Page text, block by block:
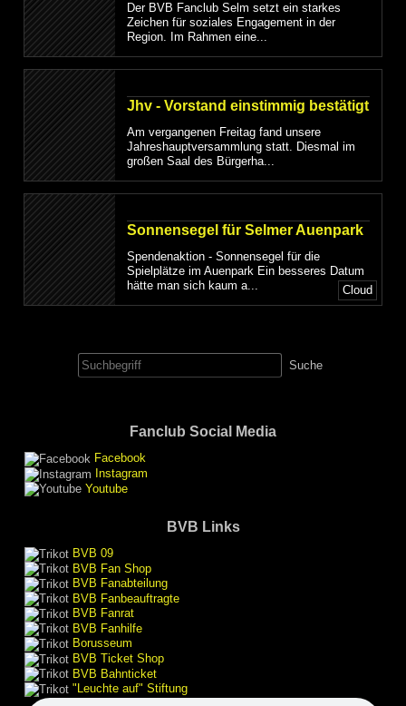
Der BVB Fanclub Selm setzt ein starkes
Zeichen für soziales Engagement in der
Region. Im Rahmen eine...
Jhv - Vorstand einstimmig bestätigt
Am vergangenen Freitag fand unsere
Jahreshauptversammlung statt. Diesmal im
großen Saal des Bürgerha...
Sonnensegel für Selmer Auenpark
Spendenaktion - Sonnensegel für die
Spielplätze im Auenpark Ein besseres Datum
hätte man sich kaum a...
Cloud
nach:
Fanclub Social Media
Facebook
Instagram
Youtube
BVB Links
BVB 09
BVB Fan Shop
BVB Fanabteilung
BVB Fanbeauftragte
BVB Fanrat
BVB Fanhilfe
Borusseum
BVB Ticket Shop
BVB Bahnticket
"Leuchte auf" Stiftung